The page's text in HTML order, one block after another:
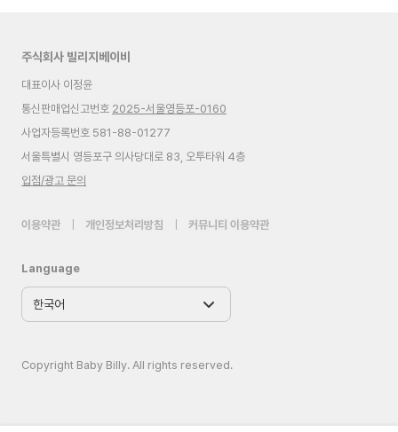
주식회사 빌리지베이비
대표이사 이정윤
통신판매업신고번호 2025-서울영등포-0160
사업자등록번호 581-88-01277
서울특별시 영등포구 의사당대로 83, 오투타워 4층
입점/광고 문의
이용약관 개인정보처리방침 커뮤니티 이용약관
Language
Copyright Baby Billy. All rights reserved.